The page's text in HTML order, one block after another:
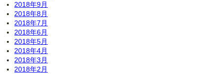
2018年9月
2018年8月
2018年7月
2018年6月
2018年5月
2018年4月
2018年3月
2018年2月